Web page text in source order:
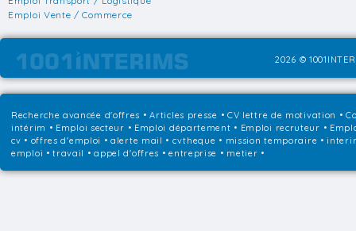
Emploi Vente / Commerce
2026 ©
Recherche avancée d'offres •Articles presse • CV lettre de motivation •
intérim • Emploi secteur • Emploi département • Emploi recruteur •
cv • offres d'emploi • alerte mail • cvtheque • mission temporaire •
emploi • travail • appel d'offres • entreprise • metier •